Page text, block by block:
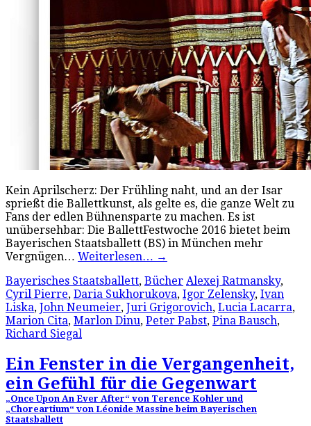
Kein Aprilscherz: Der Frühling naht, und an der Isar
sprießt die Ballettkunst, als gelte es, die ganze Welt zu
Fans der edlen Bühnensparte zu machen. Es ist
unübersehbar: Die BallettFestwoche 2016 bietet beim
Bayerischen Staatsballett (BS) in München mehr
Vergnügen… Weiterlesen… →
Bayerisches Staatsballett, Bücher Alexej Ratmansky,
Cyril Pierre, Daria Sukhorukova, Igor Zelensky, Ivan
Liska, John Neumeier, Juri Grigorovich, Lucia Lacarra,
Marion Cita, Marlon Dinu, Peter Pabst, Pina Bausch,
Richard Siegal
Ein Fenster in die Vergangenheit,
ein Gefühl für die Gegenwart
„Once Upon An Ever After“ von Terence Kohler und
„Choreartium“ von Léonide Massine beim Bayerischen
Staatsballett